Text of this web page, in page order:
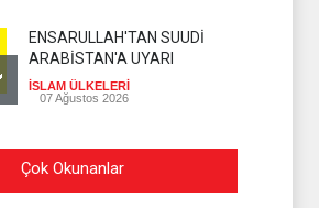
ENSARULLAH'TAN SUUDİ
ARABİSTAN'A UYARI
İSLAM ÜLKELERİ
07 Ağustos 2026
THE TELEGRAPH: İRAN
SAVAŞTAN ZAFERLE ÇIKTI
İSLAM ÜLKELERİ
Çok Okunanlar